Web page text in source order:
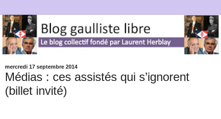
mercredi 17 septembre 2014
Médias : ces assistés qui s’ignorent
(billet invité)